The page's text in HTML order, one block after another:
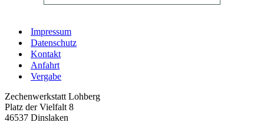
Impressum
Datenschutz
Kontakt
Anfahrt
Vergabe
Zechenwerkstatt Lohberg
Platz der Vielfalt 8
46537 Dinslaken